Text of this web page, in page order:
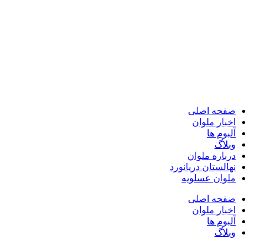
صفحه اصلی
اخبار ملوان
آلبوم ها
وبلاگ
درباره ملوان
نهالستان دریانورد
ملوان عسلویه
صفحه اصلی
اخبار ملوان
آلبوم ها
وبلاگ